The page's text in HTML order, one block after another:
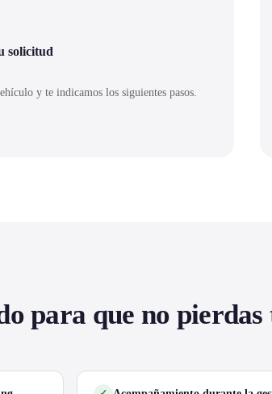
solicitud
y te indicamos los siguientes pasos.
para que no